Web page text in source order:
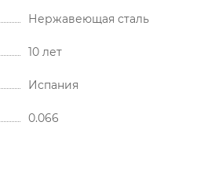
Нержавеющая сталь
10 лет
Испания
0.066